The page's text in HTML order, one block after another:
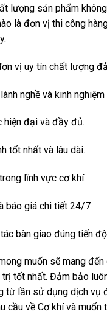
lượng sản phẩm
là đơn vị thi công
vị uy tín chất lượng
nghề và kinh nghiệm
hiện đại và đầy đủ.
tốt nhất và lâu dài.
lĩnh vực cơ khí.
báo giá chi tiết 24/7
bàn giao đúng tiến
muốn sẽ mang đến
trị tốt nhất. Đảm bảo
từ lần sử dụng dịch vụ
cầu về Cơ khí và muốn